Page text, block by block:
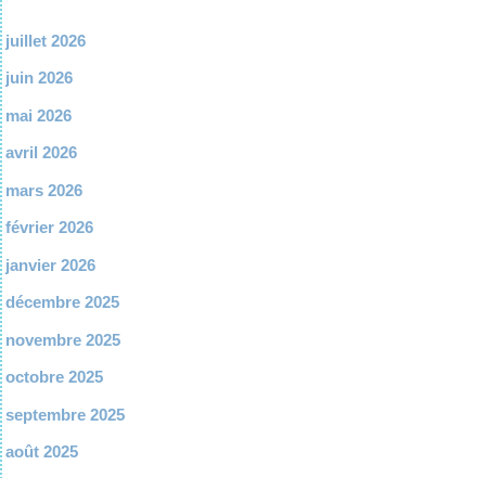
juillet 2026
juin 2026
mai 2026
avril 2026
mars 2026
février 2026
janvier 2026
décembre 2025
novembre 2025
octobre 2025
septembre 2025
août 2025